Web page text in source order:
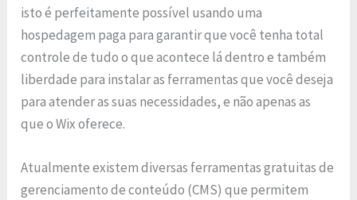
isto é perfeitamente possível usando uma
hospedagem paga para garantir que você tenha total
controle de tudo o que acontece lá dentro e também
liberdade para instalar as ferramentas que você deseja
para atender as suas necessidades, e não apenas as
que o Wix oferece.
Atualmente existem diversas ferramentas gratuitas de
gerenciamento de conteúdo (CMS) que permitem